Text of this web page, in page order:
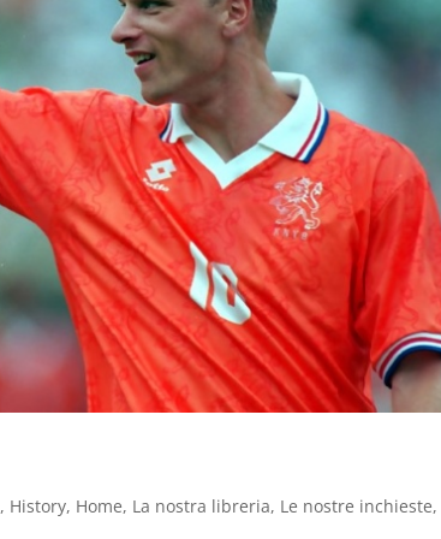
, History, Home, La nostra libreria, Le nostre inchieste